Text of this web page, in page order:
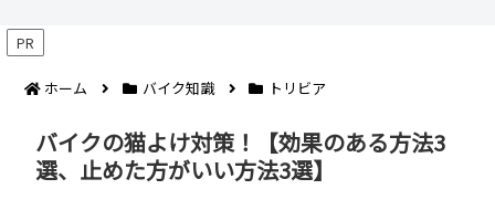
PR
ホーム バイク知識 トリビア
バイクの猫よけ対策！【効果のある方法3
選、止めた方がいい方法3選】